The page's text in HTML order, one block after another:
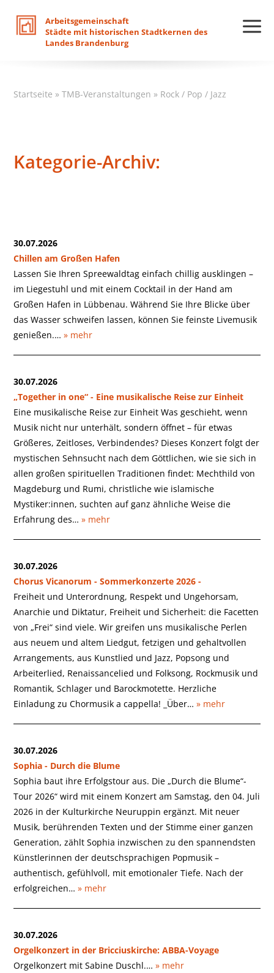
Arbeitsgemeinschaft
Städte mit historischen Stadtkernen des
Landes Brandenburg
Startseite »TMB-Veranstaltungen » Rock / Pop / Jazz
Kategorie-Archiv:
30.07.2026
Chillen am Großen Hafen
Lassen Sie Ihren Spreewaldtag einfach chillig ausklingen –
im Liegestuhl und mit einem Cocktail in der Hand am
Großen Hafen in Lübbenau. Während Sie Ihre Blicke über
das Wasser schweifen lassen, können Sie feinste Livemusik
genießen.…» mehr
30.07.2026
„Together in one“ - Eine musikalische Reise zur Einheit
Eine musikalische Reise zur Einheit Was geschieht, wenn
Musik nicht nur unterhält, sondern öffnet – für etwas
Größeres, Zeitloses, Verbindendes? Dieses Konzert folgt der
mystischen Sehnsucht nach dem Göttlichen, wie sie sich in
allen großen spirituellen Traditionen findet: Mechthild von
Magdeburg und Rumi, christliche wie islamische
Mystiker:innen, suchten auf ganz ähnliche Weise die
Erfahrung des…» mehr
30.07.2026
Chorus Vicanorum - Sommerkonzerte 2026 -
Freiheit und Unterordnung, Respekt und Ungehorsam,
Anarchie und Diktatur, Freiheit und Sicherheit: die Facetten
von „Frei“ sind viele. Wir greifen uns musikalische Perlen
aus neuem und altem Liedgut, fetzigen und gehaltvollen
Arrangements, aus Kunstlied und Jazz, Popsong und
Arbeiterlied, Renaissancelied und Folksong, Rockmusik und
Romantik, Schlager und Barockmotette. Herzliche
Einladung zu Chormusik a cappella! _Über…» mehr
30.07.2026
Sophia - Durch die Blume
Sophia baut ihre Erfolgstour aus. Die „Durch die Blume“-
Tour 2026“ wird mit einem Konzert am Samstag, den 04. Juli
2026 in der Kulturkirche Neuruppin ergänzt. Mit neuer
Musik, berührenden Texten und der Stimme einer ganzen
Generation, zählt Sophia inzwischen zu den spannendsten
Künstlerinnen der deutschsprachigen Popmusik –
authentisch, gefühlvoll, mit emotionaler Tiefe. Nach der
erfolgreichen…» mehr
30.07.2026
Orgelkonzert in der Bricciuskirche: ABBA-Voyage
Orgelkonzert mit Sabine Duschl.…» mehr